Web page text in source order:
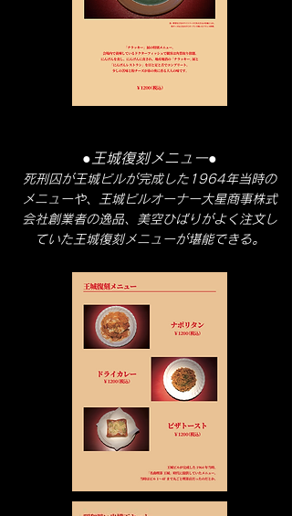
●王城復刻メニュー●
死刑囚が王城ビルが完成した1964年当時の
メニューや、王城ビルオーナー大星商事株式
会社創業者の逸品、美空ひばりがよく注文し
ていた王城復刻メニューが堪能できる。